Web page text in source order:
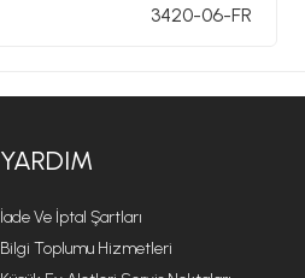
3420-06-FR
YARDIM
İade Ve İptal Şartları
Bilgi Toplumu Hizmetleri